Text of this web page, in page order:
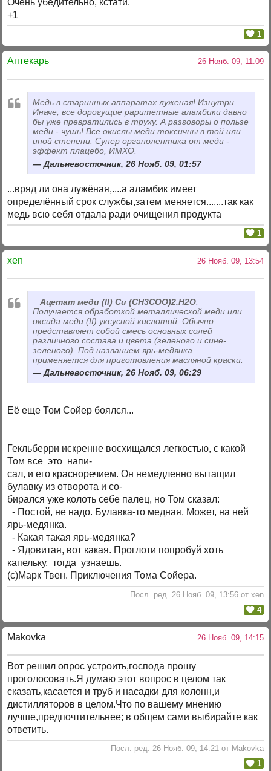
Очень убедительно, кстати.
+1
1
Аптекарь 26 Нояб. 09, 11:09
Медь в старинных аппаратах луженая! Изнутри.
Иначе, все дорогущие раритетные аламбики давно
бы уже превратились в труху. А разговоры о пользе
меди - чушь! Все окислы меди токсичны в той или
иной степени. Супер органолептика от меди -
эффект плацебо, ИМХО.
Дальневосточник, 26 Нояб. 09, 01:57
...вряд ли она лужёная,....а аламбик имеет
определённый срок службы,затем меняется.......так как
медь всю себя отдала ради очищения продукта
1
xen 26 Нояб. 09, 13:54
Ацетат меди (II) Cu (CH3COO)2.H2O
Получается обработкой металлической меди или
оксида меди (II) уксусной кислотой. Обычно
представляет собой смесь основных солей
различного состава и цвета (зеленого и сине-
зеленого). Под названием ярь-медянка
применяется для приготовления масляной краски.
Дальневосточник, 26 Нояб. 09, 06:29
Её еще Том Сойер боялся...
Гекльберри искренне восхищался легкостью, с какой
Том все это напи-
сал, и его красноречием. Он немедленно вытащил
булавку из отворота и со-
бирался уже колоть себе палец, но Том сказал:
- Постой, не надо. Булавка-то медная. Может, на ней
ярь-медянка.
- Какая такая ярь-медянка?
- Ядовитая, вот какая. Проглоти попробуй хоть
капельку, тогда узнаешь.
(с)Марк Твен. Приключения Тома Сойера.
Посл. ред. 26 Нояб. 09, 13:56 от xen
4
Makovka 26 Нояб. 09, 14:15
Вот решил опрос устроить,господа прошу
проголосовать.Я думаю этот вопрос в целом так
сказать,касается и труб и насадки для колонн,и
дистилляторов в целом.Что по вашему мнению
лучше,предпочтительнее; в общем сами выбирайте как
ответить.
Посл. ред. 26 Нояб. 09, 14:21 от Makovka
1